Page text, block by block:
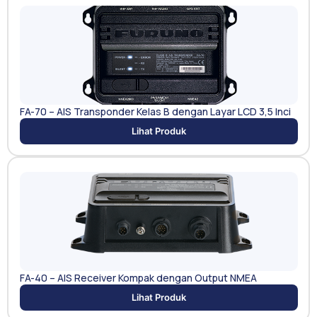
FA-70 – AIS Transponder Kelas B dengan Layar LCD 3,5 Inci
Lihat Produk
FA-40 – AIS Receiver Kompak dengan Output NMEA
Lihat Produk